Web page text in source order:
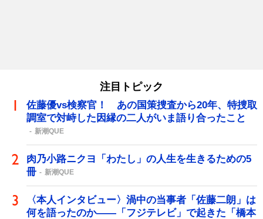
注目トピック
佐藤優vs検察官！ あの国策捜査から20年、特捜取
調室で対峙した因縁の二人がいま語り合ったこと
新潮QUE
肉乃小路ニクヨ「わたし」の人生を生きるための5
冊
新潮QUE
〈本人インタビュー〉渦中の当事者「佐藤二朗」は
何を語ったのか――「フジテレビ」で起きた「橋本